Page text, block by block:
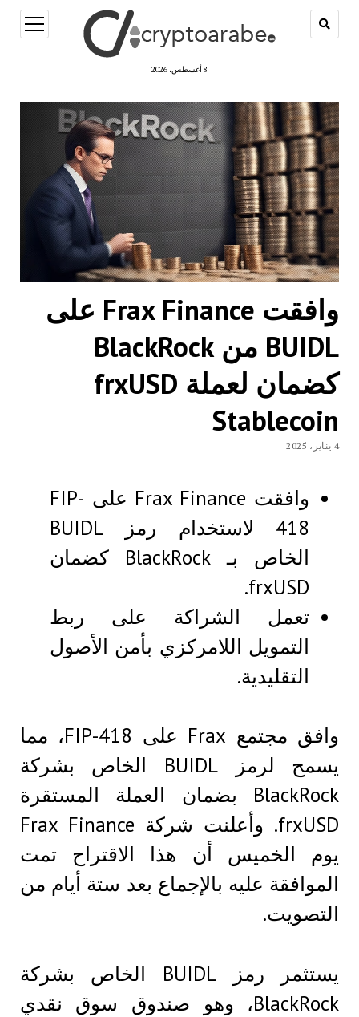
8 أغسطس، 2026
open
menu
وافقت Frax Finance على
BUIDL من BlackRock
كضمان لعملة frxUSD
Stablecoin
4 يناير، 2025
وافقت Frax Finance على FIP-
418 لاستخدام رمز BUIDL
الخاص بـ BlackRock كضمان
frxUSD.
تعمل الشراكة على ربط
التمويل اللامركزي بأمن الأصول
التقليدية.
وافق مجتمع Frax على FIP-418، مما
يسمح لرمز BUIDL الخاص بشركة
BlackRock بضمان العملة المستقرة
frxUSD. وأعلنت شركة Frax Finance
يوم الخميس أن هذا الاقتراح تمت
الموافقة عليه بالإجماع بعد ستة أيام من
التصويت.
يستثمر رمز BUIDL الخاص بشركة
BlackRock، وهو صندوق سوق نقدي